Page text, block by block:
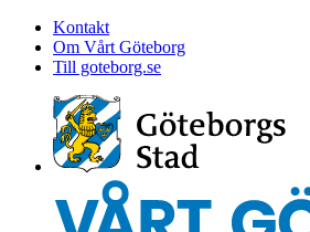
Kontakt
Om Vårt Göteborg
Till goteborg.se